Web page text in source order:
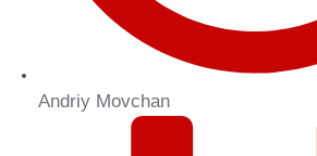
Andriy Movchan